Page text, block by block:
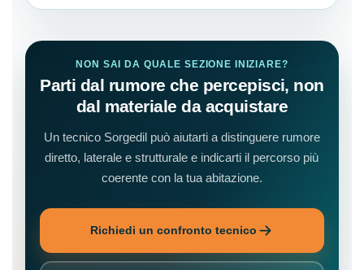
NON SAI DA QUALE SEZIONE INIZIARE?
Parti dal rumore che percepisci, non
dal materiale da acquistare
Un tecnico Sorgedil può aiutarti a distinguere rumore
diretto, laterale e strutturale e indicarti il percorso più
coerente con la tua abitazione.
Richiedi un confronto tecnico